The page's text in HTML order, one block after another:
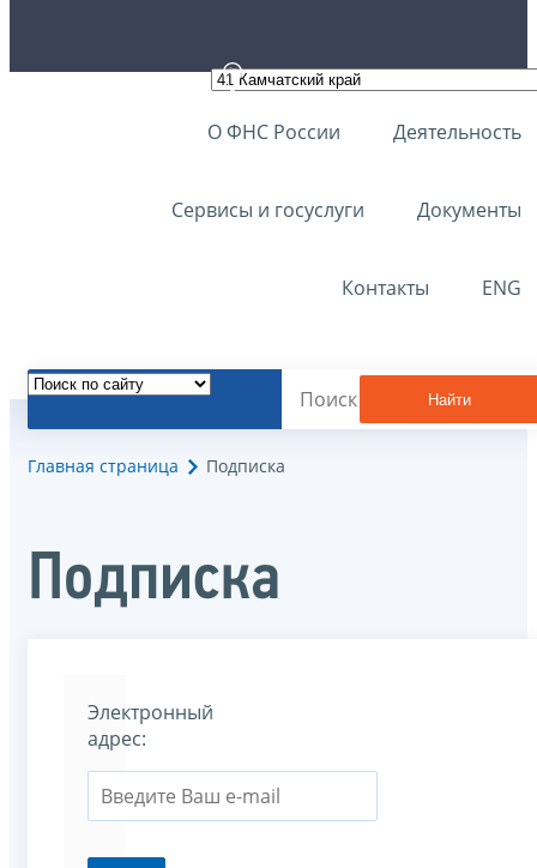
О ФНС России Деятельность
Сервисы и госуслуги Документы
Контакты ENG
Найти
Главная страница Подписка
Подписка
Электронный
адрес: